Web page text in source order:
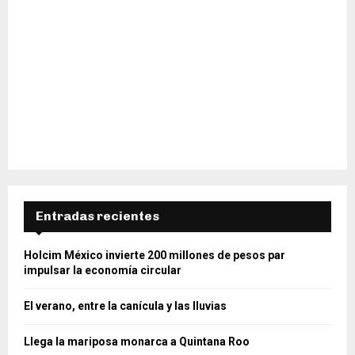
Entradas recientes
Holcim México invierte 200 millones de pesos par
impulsar la economía circular
El verano, entre la canícula y las lluvias
Llega la mariposa monarca a Quintana Roo